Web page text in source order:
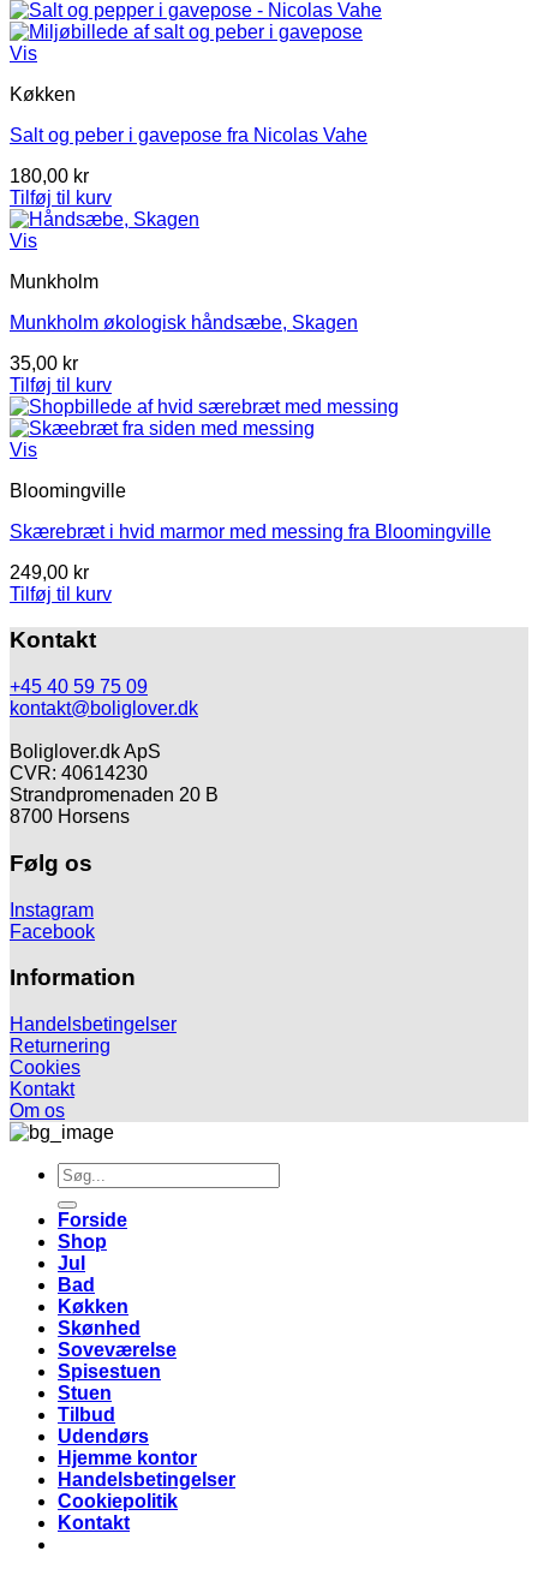
Vis
Køkken
Salt og peber i gavepose fra Nicolas Vahe
180,00 kr
Tilføj til kurv
Vis
Munkholm
Munkholm økologisk håndsæbe, Skagen
35,00 kr
Tilføj til kurv
Vis
Bloomingville
Skærebræt i hvid marmor med messing fra Bloomingville
249,00 kr
Tilføj til kurv
Kontakt
+45 40 59 75 09
kontakt@boliglover.dk
Boliglover.dk ApS
CVR: 40614230
Strandpromenaden 20 B
8700 Horsens
Følg os
Instagram
Facebook
Information
Handelsbetingelser
Returnering
Cookies
Kontakt
Om os
Søg
efter:
Forside
Shop
Jul
Bad
Køkken
Skønhed
Soveværelse
Spisestuen
Stuen
Tilbud
Udendørs
Hjemme kontor
Handelsbetingelser
Cookiepolitik
Kontakt